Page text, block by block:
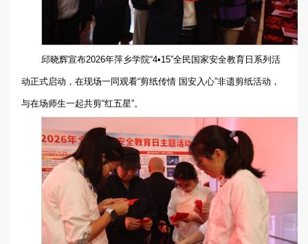
邱晓辉宣布2026年萍乡学院“4•15”全民国家安全教育日系列活
动正式启动，在现场一同观看“剪纸传情 国安入心”非遗剪纸活动，
与在场师生一起共剪“红五星”。